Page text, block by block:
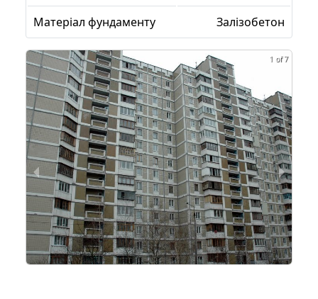
Матеріал фундаменту
Залізобетон
1 of 7